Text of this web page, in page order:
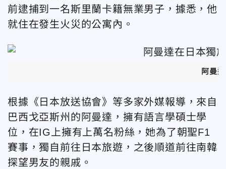
前逮捕到一名斯里蘭卡籍無業男子，據悉，他
就住在發生火災的公寓內。
阿曼
根據《日本放送協會》等多家外媒報導，來自
巴西戈亞斯州的阿曼達，擁有語言學碩士學
位，在IG上擁有上萬名粉絲，她為了朝聖F1
賽事，獨自前往日本旅遊，之後順道前往南韓
探望男友的親戚。